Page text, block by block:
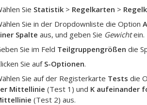
Sie Statistik > Regelkarten >
Sie in der Dropdownliste die Option
Spalte aus, und geben Sie Gewichtein.
Sie im Feld Teilgruppengrößen die
Sie auf S-Optionen.
Sie auf der Registerkarte Tests die
Mittellinie (Test 1) und K aufeinander
(Test 2) aus.